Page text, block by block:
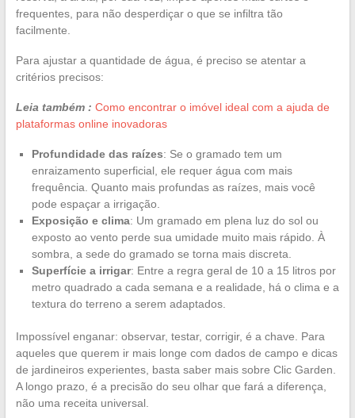
frequentes, para não desperdiçar o que se infiltra tão
facilmente.
Para ajustar a quantidade de água, é preciso se atentar a
critérios precisos:
Leia também : Como encontrar o imóvel ideal com a ajuda de
plataformas online inovadoras
Profundidade das raízes: Se o gramado tem um
enraizamento superficial, ele requer água com mais
frequência. Quanto mais profundas as raízes, mais você
pode espaçar a irrigação.
Exposição e clima: Um gramado em plena luz do sol ou
exposto ao vento perde sua umidade muito mais rápido. À
sombra, a sede do gramado se torna mais discreta.
Superfície a irrigar: Entre a regra geral de 10 a 15 litros por
metro quadrado a cada semana e a realidade, há o clima e a
textura do terreno a serem adaptados.
Impossível enganar: observar, testar, corrigir, é a chave. Para
aqueles que querem ir mais longe com dados de campo e dicas
de jardineiros experientes, basta saber mais sobre Clic Garden.
A longo prazo, é a precisão do seu olhar que fará a diferença,
não uma receita universal.